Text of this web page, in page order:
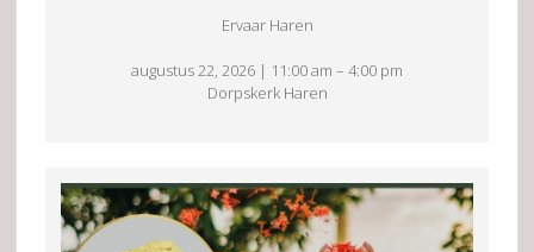
Ervaar Haren
augustus 22, 2026 | 11:00 am – 4:00 pm
Dorpskerk Haren